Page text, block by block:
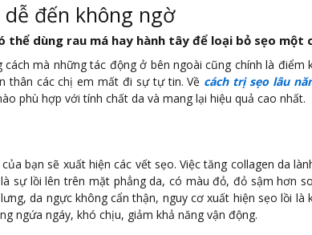
đến không ngờ
thể dùng rau má hay hành tây để loại bỏ sẹo một
mà những tác động ở bên ngoài cũng chính là điểm
thân các chị em mất đi sự tự tin. Về cách trị sẹo lâu
phù hợp với tính chất da và mang lại hiệu quả cao nhất.
bạn sẽ xuất hiện các vết sẹo. Việc tăng collagen da
sự lồi lên trên mặt phẳng da, có màu đỏ, đỏ sậm hơn
da ngực không cẩn thận, nguy cơ xuất hiện sẹo lồi là
ngứa ngáy, khó chịu, giảm khả năng vận động.